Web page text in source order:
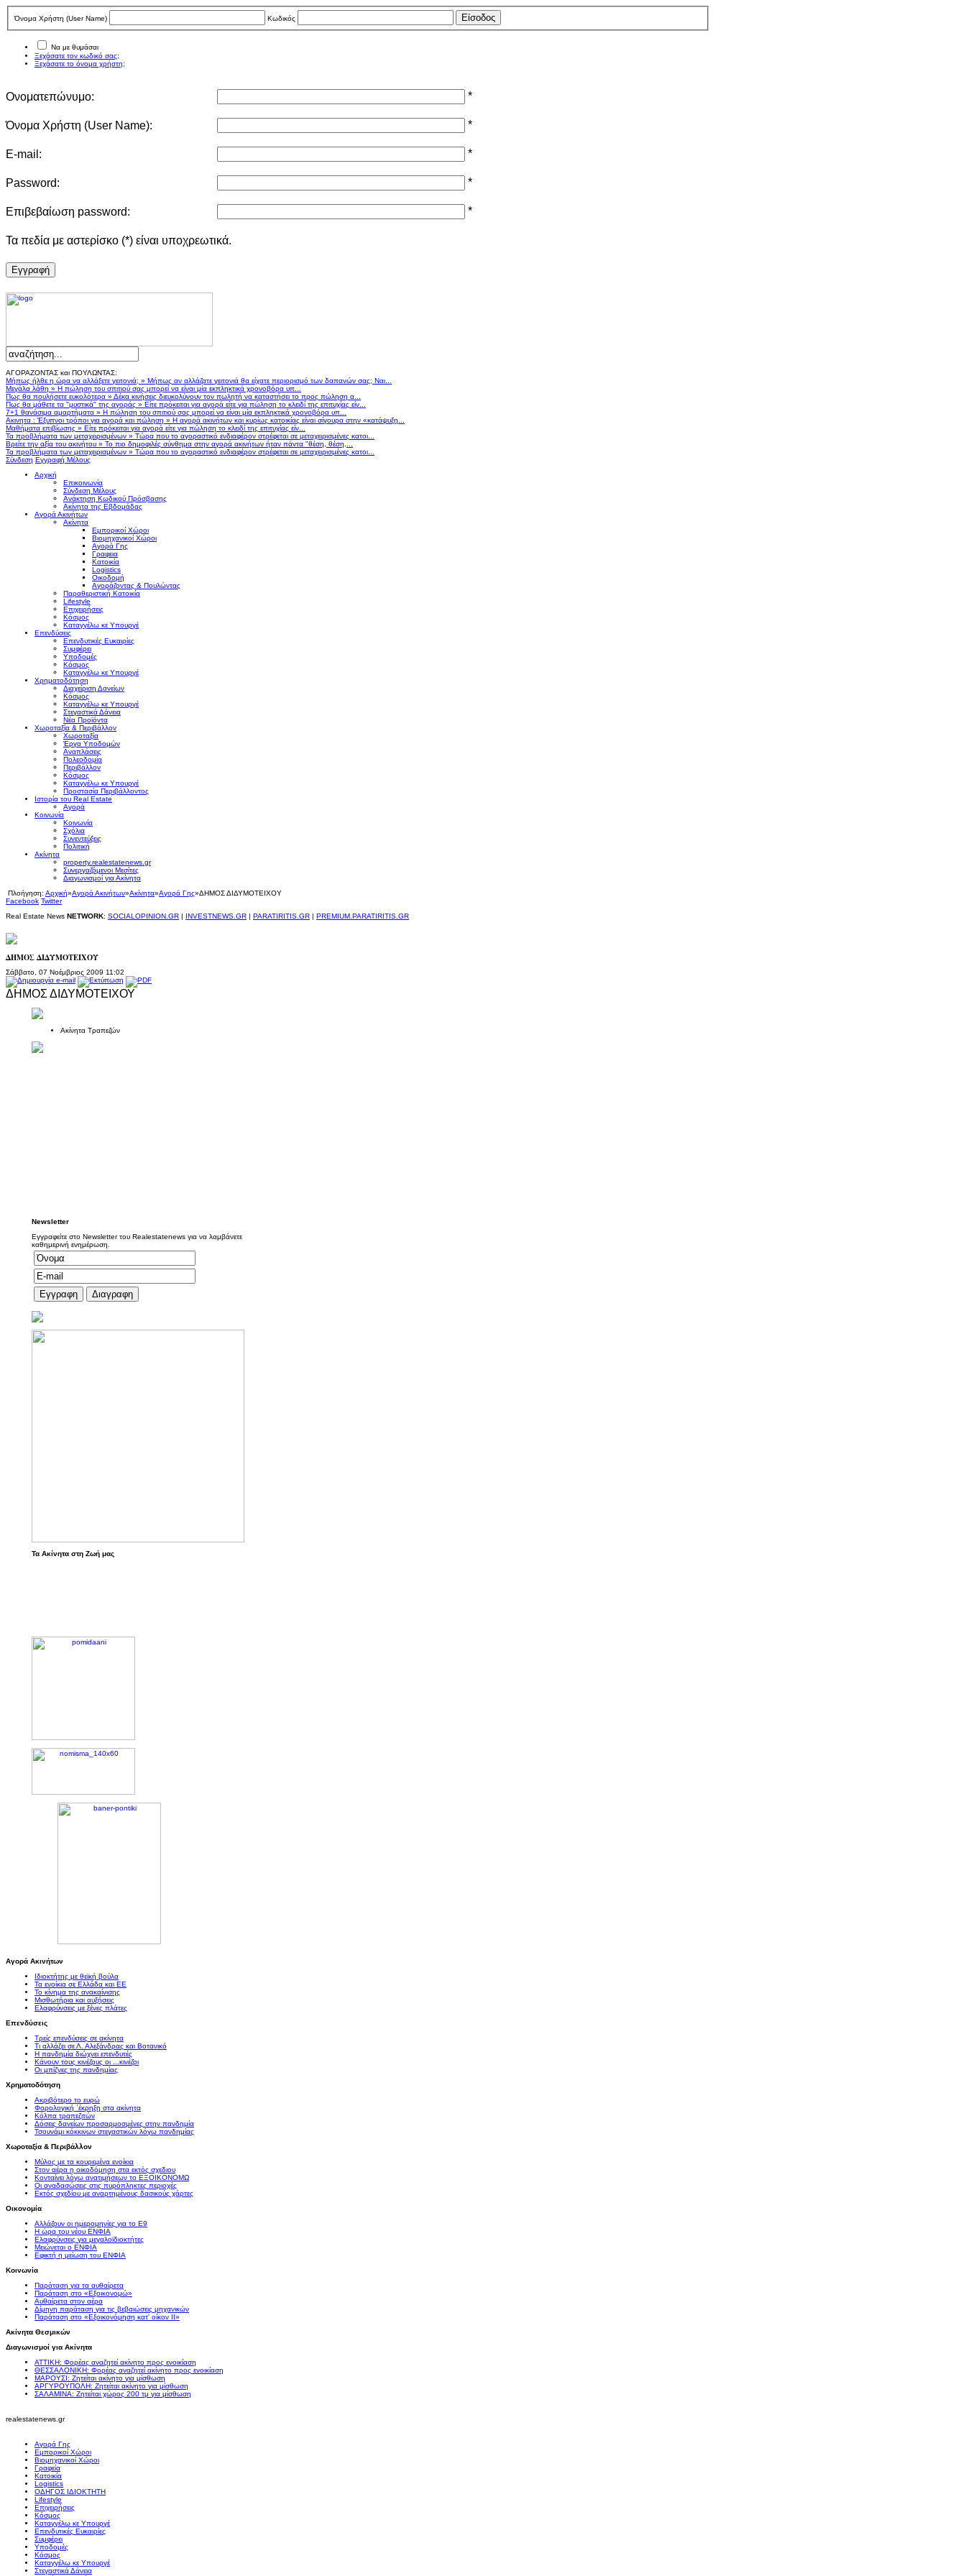
Όνομα Χρήστη (User Νame) Κωδικός
Να με θυμάσαι
Ξεχάσατε τον κωδικό σας;
Ξεχάσατε το όνομα χρήστη;
Ονοματεπώνυμο: *
Όνομα Χρήστη (User Νame): *
E-mail: *
Password: *
Επιβεβαίωση password: *
Τα πεδία με αστερίσκο (*) είναι υποχρεωτικά.
Eγγραφή
ΑΓΟΡΑΖΟΝΤΑΣ και ΠΟΥΛΩΝΤΑΣ:
Μήπως ήλθε η ώρα να αλλάξετε γειτονιά; » Μήπως αν αλλάζατε γειτονιά θα είχατε περιορισμό των δαπανών σας; Ναι...
Μεγάλα λάθη » Η πώληση του σπιτιού σας μπορεί να είναι μία εκπληκτικά χρονοβόρα υπ...
Πως θα πουλήσετε ευκολότερα » Δέκα κινήσεις διευκολύνουν τον πωλητή να καταστήσει το προς πώληση α...
Πως θα μάθετε τα "μυστικά" της αγοράς » Είτε πρόκειται για αγορά είτε για πώληση το κλειδί της επιτυχίας είν...
7+1 θανάσιμα αμαρτήματα » Η πώληση του σπιτιού σας μπορεί να είναι μία εκπληκτικά χρονοβόρα υπ...
Ακινητα : Έξυπνοι τρόποι για αγορά και πώληση » Η αγορά ακινήτων και κυρίως κατοικίας είναι σίγουρα στην «κατάψυξη...
Μαθήματα επιβίωσης » Είτε πρόκειται για αγορά είτε για πώληση το κλειδί της επιτυχίας είν...
Τα προβλήματα των μεταχειρισμένων » Τώρα που το αγοραστικό ενδιαφέρον στρέφεται σε μεταχειρισμένες κατοι...
Βρείτε την αξία του ακινήτου » Το πιο δημοφιλές σύνθημα στην αγορά ακινήτων ήταν πάντα "θέση, θέση,...
Τα προβλήματα των μεταχειρισμένων » Τώρα που το αγοραστικό ενδιαφέρον στρέφεται σε μεταχειρισμένες κατοι...
Σύνδεση Εγγραφή Μέλους
Αρχική
Επικοινωνία
Σύνδεση Μέλους
Ανάκτηση Κωδικού Πρόσβασης
Ακίνητα της Εβδομάδας
Αγορά Ακινήτων
Ακίνητα
Εμπορικοί Χώροι
Βιομηχανικοί Χώροι
Αγορά Γης
Γραφεια
Κατοικία
Logistics
Οικοδομή
Αγοράζοντας & Πουλώντας
Παραθεριστική Κατοικία
Lifestyle
Επιχειρήσεις
Κόσμος
Καταγγέλω κε Υπουργέ
Επενδύσεις
Επενδυτικές Ευκαιρίες
Συμφέρει
Υποδομές
Κόσμος
Καταγγέλω κε Υπουργέ
Χρηματοδότηση
Διαχείριση Δανείων
Κόσμος
Καταγγέλω κε Υπουργέ
Στεγαστικά Δάνεια
Νέα Προϊόντα
Χωροταξία & Περιβάλλον
Χωροταξία
Έργα Υποδομών
Αναπλάσεις
Πολεοδομία
Περιβάλλον
Κόσμος
Καταγγέλω κε Υπουργέ
Προστασία Περιβάλλοντος
Ιστορία του Real Estate
Αγορά
Κοινωνία
Κοινωνία
Σχόλια
Συνεντεύξεις
Πολιτική
Ακίνητα
property.realestatenews.gr
Συνεργαζόμενοι Μεσίτες
Διαγωνισμοί για Ακίνητα
Πλοήγηση: Αρχική»Αγορά Ακινήτων»Ακίνητα»Αγορά Γης»ΔΗΜΟΣ ΔΙΔΥΜΟΤΕΙΧΟΥ
Facebook Twitter
Real Estate News NETWORK: SOCIALOPINION.GR | INVESTNEWS.GR | PARATIRITIS.GR | PREMIUM.PARATIRITIS.GR
ΔΗΜΟΣ ΔΙΔΥΜΟΤΕΙΧΟΥ
Σάββατο, 07 Νοέμβριος 2009 11:02
ΔΗΜΟΣ ΔΙΔΥΜΟΤΕΙΧΟΥ
Ακίνητα Τραπεζών
Newsletter
Εγγραφείτε στο Newsletter του Realestatenews για να λαμβάνετε
καθημερινή ενημέρωση.
Τα Ακίνητα στη Ζωή μας
Αγορά Ακινήτων
Ιδιοκτήτης με θεϊκή βούλα
Τα ενοίκια σε Ελλάδα και ΕΕ
Το κίνημα της ανακαίνισης
Μισθωτήρια και αυξήσεις
Ελαφρύνσεις με ξένες πλάτες
Επενδύσεις
Τρείς επενδύσεις σε ακίνητα
Τι αλλάζει σε Λ. Αλεξάνδρας και Βοτανικό
Η πανδημία διώχνει επενδυτές
Κάνουν τους κινέζους οι ...κινέζοι
Οι μπίζνες της πανδημίας
Χρηματοδότηση
Ακριβότερο το ευρώ
Φορολογική ΄έκρηξη στα ακίνητα
Κόλπα τραπεζιτών
Δόσεις δανείων προσαρμοσμένες στην πανδημία
Τσουνάμι κόκκινων στεγαστικών λόγω πανδημίας
Χωροταξία & Περιβάλλον
Μύλος με τα κουρεμένα ενοίκια
Στον αέρα η οικοδόμηση στα εκτός σχεδιου
Κονταίνει λόγω ανατιμήσεων το ΕΞΟΙΚΟΝΟΜΩ
Οι αναδασώσεις στις πυρόπληκτες περιοχές
Εκτός σχεδίου με αναρτημένους δασικούς χάρτες
Οικονομία
Αλλάζουν οι ημερομηνίες για το Ε9
Η ώρα του νέου ΕΝΦΙΑ
Ελαφρύνσεις για μεγαλοϊδιοκτήτες
Μειώνεται ο ΕΝΦΙΑ
Εφικτή η μείωση του ΕΝΦΙΑ
Κοινωνία
Παράταση για τα αυθαίρετα
Παράταση στο «Εξοικονομώ»
Αυθαίρετα στον αέρα
Δίμηνη παράταση για τις βεβαιώσεις μηχανικών
Παράταση στο «Εξοικονόμηση κατ' οίκον II»
Ακίνητα Θεσμικών
Διαγωνισμοί για Ακίνητα
ΑΤΤΙΚΗ: Φορέας αναζητεί ακίνητο προς ενοικίαση
ΘΕΣΣΑΛΟΝΙΚΗ: Φορέας αναζητεί ακίνητο προς ενοικίαση
ΜΑΡΟΥΣΙ: Ζητείται ακίνητο για μίσθωση
ΑΡΓΥΡΟΥΠΟΛΗ: Ζητείται ακίνητο για μίσθωση
ΣΑΛΑΜΙΝΑ: Ζητείται χώρος 200 τμ για μίσθωση
realestatenews.gr
Αγορά Γης
Εμπορικοί Χώροι
Βιομηχανικοί Χώροι
Γραφεία
Κατοικία
Logistics
ΟΔΗΓΟΣ ΙΔΙΟΚΤΗΤΗ
Lifestyle
Επιχειρήσεις
Κόσμος
Καταγγέλω κε Υπουργέ
Επενδυτικές Ευκαιρίες
Συμφέρει
Υποδομές
Κόσμος
Καταγγέλω κε Υπουργέ
Στεγαστικά Δάνεια